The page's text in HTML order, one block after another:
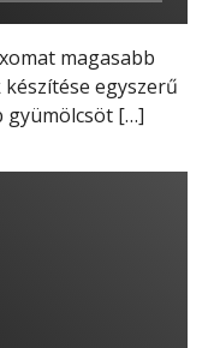
magasabb
egyszerű
gyümölcsöt […]